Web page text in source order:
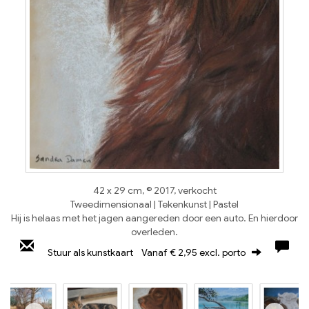
42 x 29 cm, © 2017, verkocht
Tweedimensionaal | Tekenkunst | Pastel
Hij is helaas met het jagen aangereden door een auto. En hierdoor
overleden.
Stuur als kunstkaart Vanaf € 2,95 excl. porto